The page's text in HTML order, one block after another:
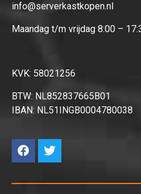
info@serverkastkopen.nl
Maandag t/m vrijdag 8:00 –
KVK: 58021256
BTW: NL852837665B01
IBAN: NL51INGB0004780038